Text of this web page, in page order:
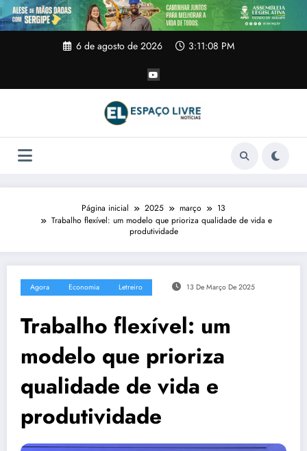
Pular
para
o
6 de agosto de 2026 3:11:09 PM
Página inicial 2025 março
13
Trabalho flexível: um modelo que prioriza qualidade de vida e
produtividade
Agora Economia Letreiro 13 De Março De 2025
Trabalho flexível: um
modelo que prioriza
qualidade de vida e
produtividade